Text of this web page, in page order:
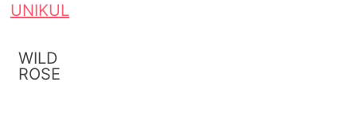
UNIKUL
WILD
ROSE